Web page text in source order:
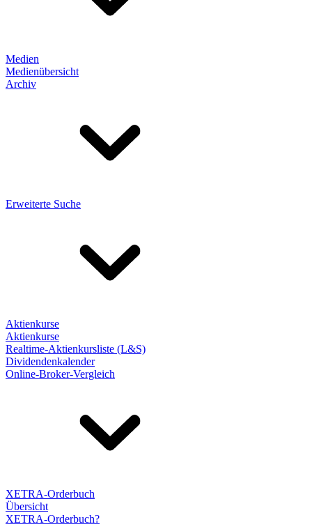
Medien
Medienübersicht
Archiv
Erweiterte Suche
Aktienkurse
Aktienkurse
Realtime-Aktienkursliste (L&S)
Dividendenkalender
Online-Broker-Vergleich
XETRA-Orderbuch
Übersicht
XETRA-Orderbuch?